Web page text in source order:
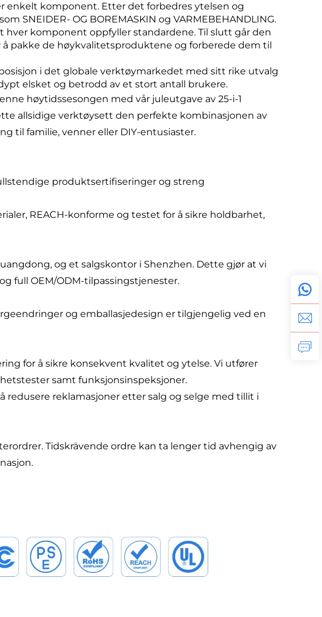
enkelt komponent. Etter det forbedres ytelsen og
SNEIDER- OG BOREMASKIN og VARMEBEHANDLING.
hver komponent oppfyller standardene. Til slutt går den
å pakke de høykvalitetsproduktene og forberede dem til
i det globale verktøymarkedet med sitt rike utvalg
elsket og betrodd av et stort antall brukere.
høytidssesongen med vår juleutgave av 25-i-1
allsidige verktøysett den perfekte kombinasjonen av
til familie, venner eller DIY-entusiaster.
produktsertifiseringer og streng
REACH-konforme og testet for å sikre holdbarhet,
og et salgskontor i Shenzhen. Dette gjør at vi
full OEM/ODM-tilpassingstjenester.
og emballasjedesign er tilgjengelig ved en
for å sikre konsekvent kvalitet og ytelse. Vi utfører
samt funksjonsinspeksjoner.
reklamasjoner etter salg og selge med tillit i
Tidskrävende ordre kan ta lenger tid avhengig av